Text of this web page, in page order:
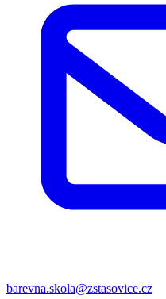
barevna.skola@zstasovice.cz